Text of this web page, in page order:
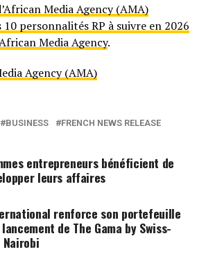
Media Agency (AMA)
personnalités RP à suivre en 2026
Media Agency.
Agency (AMA)
BUSINESS FRENCH NEWS RELEASE
entrepreneurs bénéficient de
leurs affaires
renforce son portefeuille
de The Gama by Swiss-